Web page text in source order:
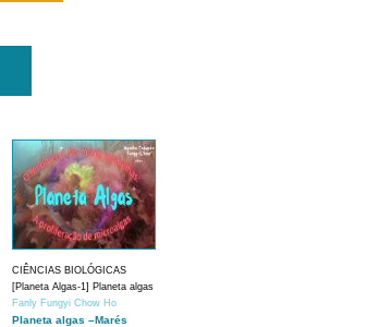
CIÊNCIAS BIOLÓGICAS
[Planeta Algas-1] Planeta algas
Fanly Fungyi Chow Ho
Planeta algas –Marés